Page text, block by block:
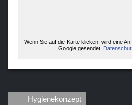
Wenn Sie auf die Karte klicken, wird eine
Google gesendet.
Hygienekonzept